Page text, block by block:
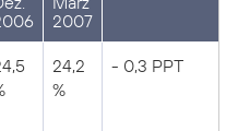
2007
24,2
%
- 0,3 PPT